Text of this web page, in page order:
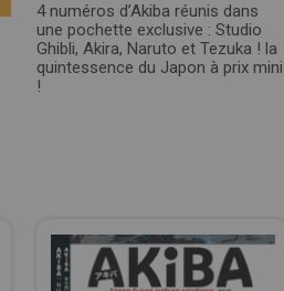
4 numéros d’Akiba réunis dans
une pochette exclusive : Studio
Ghibli, Akira, Naruto et Tezuka ! la
quintessence du Japon à prix mini
!